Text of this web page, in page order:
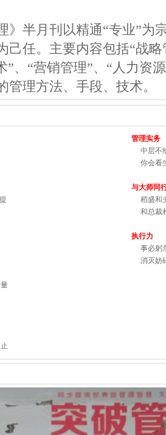
半月刊以精通“专业”为
己任。主要内容包括“战
”、“营销管理”、“人力资
管理方法、手段、技术。
管理实务
中层不
你会看
与大师同
稻盛和
和总裁
执行力
事必躬
消灭妨